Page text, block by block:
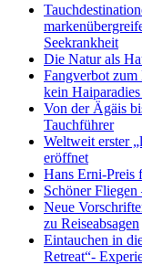
Seekrankheit
Die Natur als
Fangverbot
kein
Von der Ägäis
Tauchführer
Weltweit erster
eröffnet
Hans Erni-Preis
Schöner
Neue
zu Reiseabsagen
Eintauchen in
Retreat“-